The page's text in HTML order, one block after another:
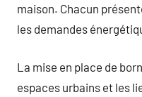
maison. Chacun
les demandes
La mise en place de
espaces urbains et les